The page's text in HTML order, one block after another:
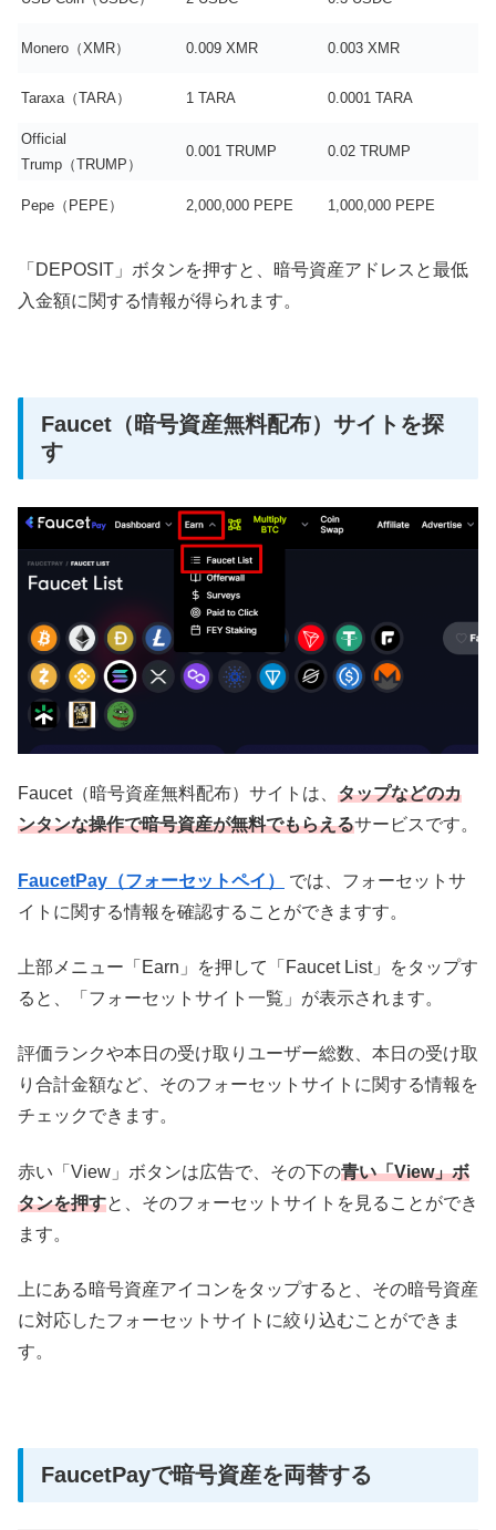
Monero（XMR） 0.009 XMR 0.003 XMR
Taraxa（TARA） 1 TARA 0.0001 TARA
Official
Trump（TRUMP）
0.001 TRUMP 0.02 TRUMP
Pepe（PEPE） 2,000,000 PEPE 1,000,000 PEPE
「DEPOSIT」ボタンを押すと、暗号資産アドレスと最低
入金額に関する情報が得られます。
Faucet（暗号資産無料配布）サイトを探
す
Faucet（暗号資産無料配布）サイトは、 タップなどのカ
ンタンな操作で暗号資産が無料でもらえるサービスです。
FaucetPay（フォーセットペイ）
では、フォーセットサ
イトに関する情報を確認することができますす。
上部メニュー「Earn」を押して「Faucet List」をタップす
ると、「フォーセットサイト一覧」が表示されます。
評価ランクや本日の受け取りユーザー総数、本日の受け取
り合計金額など、そのフォーセットサイトに関する情報を
チェックできます。
赤い「View」ボタンは広告で、その下の青い「View」ボ
タンを押すと、そのフォーセットサイトを見ることができ
ます。
上にある暗号資産アイコンをタップすると、その暗号資産
に対応したフォーセットサイトに絞り込むことができま
す。
FaucetPayで暗号資産を両替する